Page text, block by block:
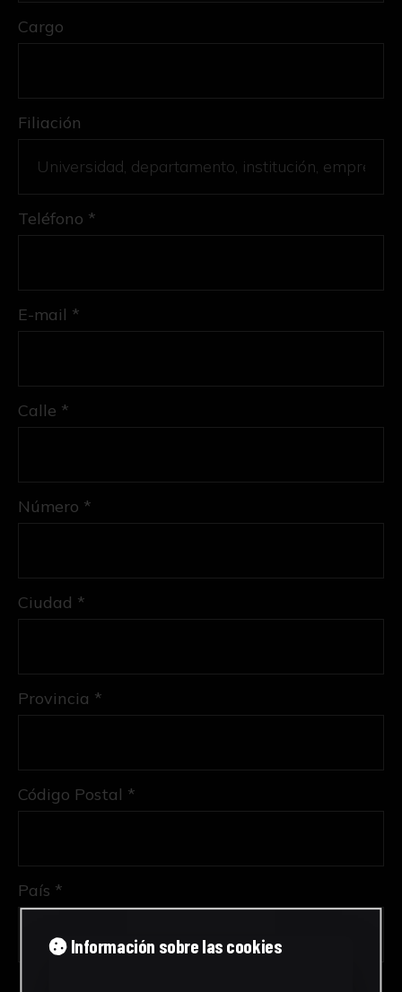
Cargo
Filiación
Teléfono *
E-mail *
Calle *
Número *
Ciudad *
Provincia *
Código Postal *
País *
Información sobre las cookies